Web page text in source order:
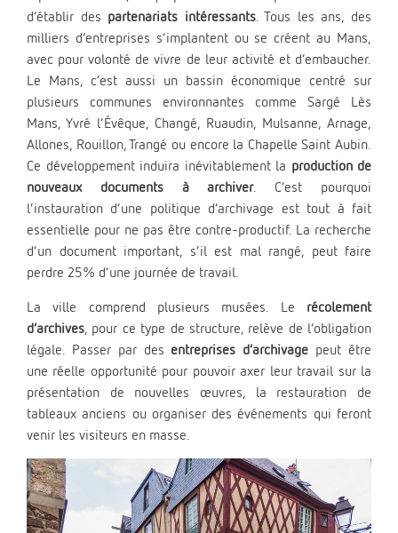
d’établir des partenariats intéressants. Tous les ans, des
milliers d’entreprises s’implantent ou se créent au Mans,
avec pour volonté de vivre de leur activité et d’embaucher.
Le Mans, c’est aussi un bassin économique centré sur
plusieurs communes environnantes comme Sargé Lès
Mans, Yvré l’Évêque, Changé, Ruaudin, Mulsanne, Arnage,
Allones, Rouillon, Trangé ou encore la Chapelle Saint Aubin.
Ce développement induira inévitablement la production de
nouveaux documents à archiver. C’est pourquoi
l’instauration d’une politique d’archivage est tout à fait
essentielle pour ne pas être contre-productif. La recherche
d’un document important, s’il est mal rangé, peut faire
perdre 25% d’une journée de travail.
La ville comprend plusieurs musées. Le récolement
d’archives, pour ce type de structure, relève de l’obligation
légale. Passer par des entreprises d’archivage peut être
une réelle opportunité pour pouvoir axer leur travail sur la
présentation de nouvelles œuvres, la restauration de
tableaux anciens ou organiser des événements qui feront
venir les visiteurs en masse.